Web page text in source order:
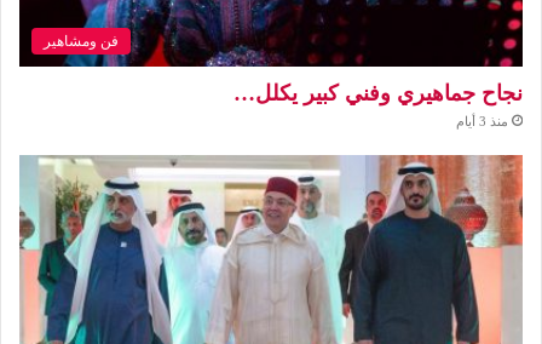
فن ومشاهير
نجاح جماهيري وفني كبير يكلل…
منذ 3 أيام